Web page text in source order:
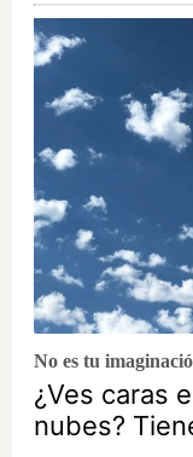
No es tu
¿Ves caras
nubes?